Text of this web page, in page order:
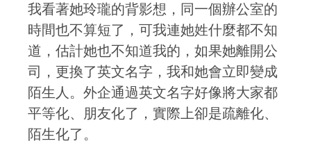
我看著她玲瓏的背影想，同一個辦公室的
時間也不算短了，可我連她姓什麼都不知
道，估計她也不知道我的，如果她離開公
司，更換了英文名字，我和她會立即變成
陌生人。外企通過英文名字好像將大家都
平等化、朋友化了，實際上卻是疏離化、
陌生化了。